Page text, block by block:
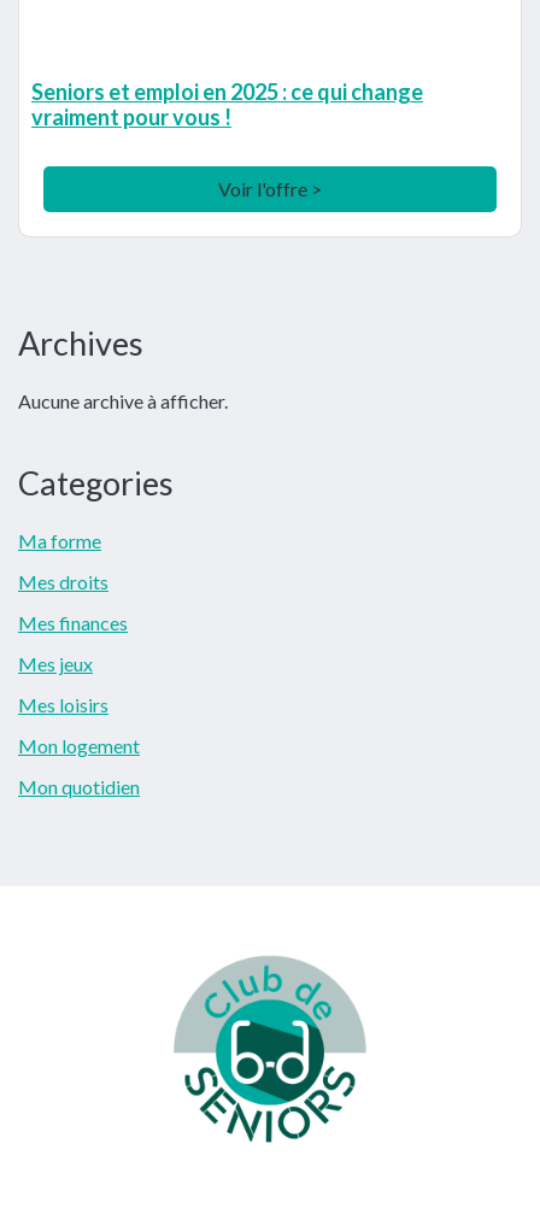
Seniors et emploi en 2025 : ce qui change
vraiment pour vous !
Voir l'offre >
Barre
principale
Archives
Aucune archive à afficher.
Categories
Ma forme
Mes droits
Mes finances
Mes jeux
Mes loisirs
Mon logement
Mon quotidien